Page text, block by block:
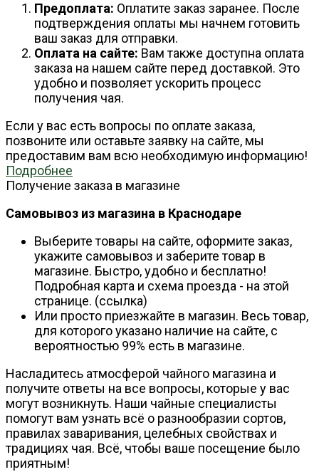
Предоплата: Оплатите заказ заранее. После
подтверждения оплаты мы начнем готовить
ваш заказ для отправки.
Оплата на сайте: Вам также доступна оплата
заказа на нашем сайте перед доставкой. Это
удобно и позволяет ускорить процесс
получения чая.
Если у вас есть вопросы по оплате заказа,
позвоните или оставьте заявку на сайте, мы
предоставим вам всю необходимую информацию!
Подробнее
Получение заказа в магазине
Самовывоз из магазина в Краснодаре
Выберите товары на сайте, оформите заказ,
укажите самовывоз и заберите товар в
магазине. Быстро, удобно и бесплатно!
Подробная карта и схема проезда - на этой
странице. (ссылка)
Или просто приезжайте в магазин. Весь товар,
для которого указано наличие на сайте, с
вероятностью 99% есть в магазине.
Насладитесь атмосферой чайного магазина и
получите ответы на все вопросы, которые у вас
могут возникнуть. Наши чайные специалисты
помогут вам узнать всё о разнообразии сортов,
правилах заваривания, целебных свойствах и
традициях чая. Всё, чтобы ваше посещение было
приятным!